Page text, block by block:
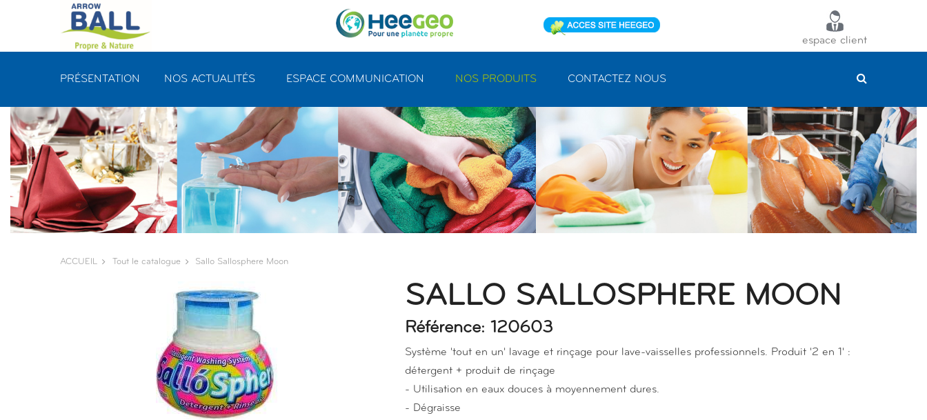
espace client
PRÉSENTATION NOS ACTUALITÉS ESPACE COMMUNICATION NOS PRODUITS CONTACTEZ NOUS
ACCUEIL Tout le catalogue Sallo Sallosphere Moon
SALLO SALLOSPHERE MOON
Référence: 120603
Système 'tout en un' lavage et rinçage pour lave-vaisselles professionnels. Produit '2 en 1' :
détergent + produit de rinçage
- Utilisation en eaux douces à moyennement dures.
- Dégraisse
Panneau de gestion des cookies